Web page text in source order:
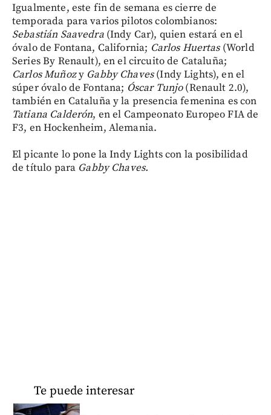
Igualmente, este fin de semana es cierre de
temporada para varios pilotos colombianos:
Sebastián Saavedra(Indy Car), quien estará en el
óvalo de Fontana, California; Carlos Huertas(World
Series By Renault), en el circuito de Cataluña;
Carlos Muñozy Gabby Chaves(Indy Lights), en el
súper óvalo de Fontana; Óscar Tunjo(Renault 2.0),
también en Cataluña y la presencia femenina es con
Tatiana Calderón, en el Campeonato Europeo FIA de
F3, en Hockenheim, Alemania.
El picante lo pone la Indy Lights con la posibilidad
de título para Gabby Chaves.
Te puede interesar